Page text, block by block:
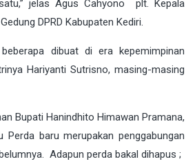
jelas Agus Cahyono plt. Kepala
DPRD Kabupaten Kediri.
dibuat di era kepemimpinan
Hariyanti Sutrisno, masing-masing
Bupati Hanindhito Himawan Pramana,
Perda baru merupakan penggabungan
Adapun perda bakal dihapus ;